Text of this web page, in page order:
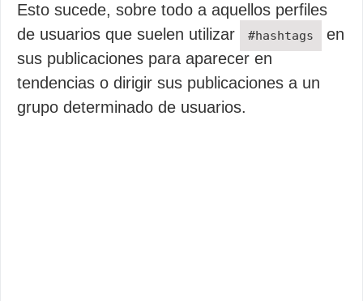
Esto sucede, sobre todo a aquellos perfiles
de usuarios que suelen utilizar
#hashtags
en
sus publicaciones para aparecer en
tendencias o dirigir sus publicaciones a un
grupo determinado de usuarios.